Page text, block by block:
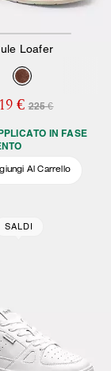
Loafer
€ 225 €
IN FASE
Al Carrello
SALDI